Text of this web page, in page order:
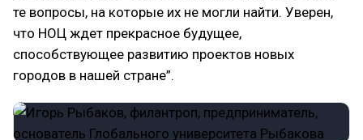
те вопросы, на которые их не могли найти. Уверен,
что НОЦ ждет прекрасное будущее,
способствующее развитию проектов новых
городов в нашей стране”.